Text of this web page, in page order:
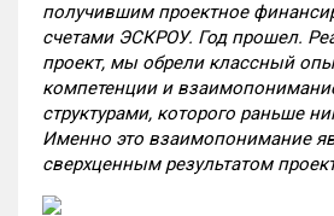
получившим проектное
счетами ЭСКРОУ. Год прошел.
проект, мы обрели классный
компетенции и
структурами, которого раньше
Именно это взаимопонимание
сверхценным результатом